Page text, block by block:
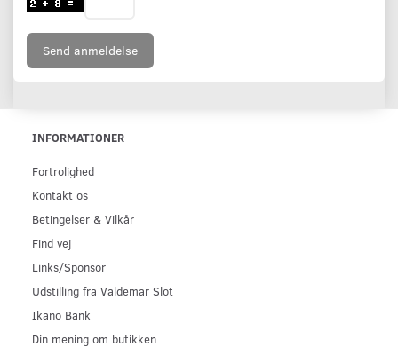
Send anmeldelse
INFORMATIONER
Fortrolighed
Kontakt os
Betingelser & Vilkår
Find vej
Links/Sponsor
Udstilling fra Valdemar Slot
Ikano Bank
Din mening om butikken